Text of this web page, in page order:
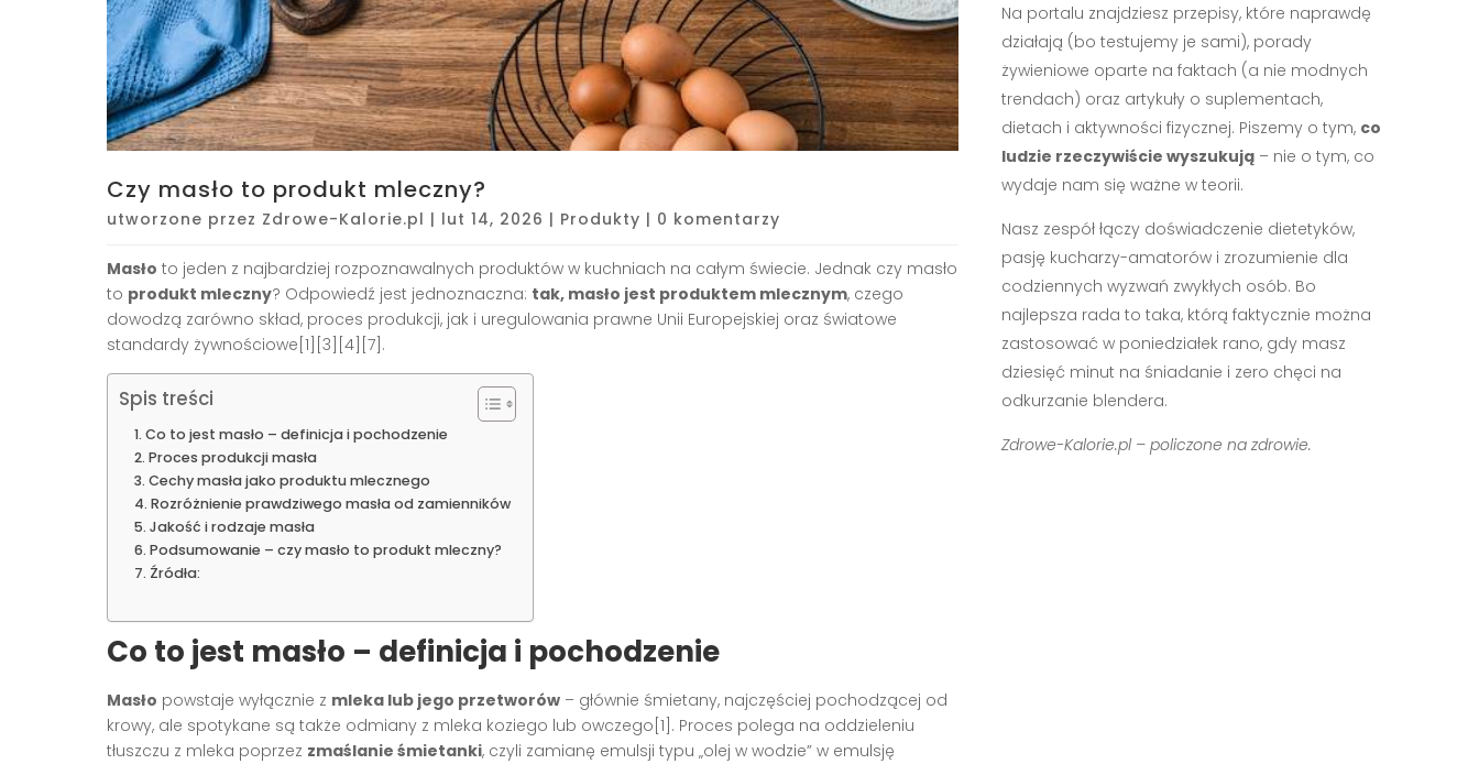
Czy masło to produkt mleczny?
utworzone przez Zdrowe-Kalorie.pl | lut 14, 2026 | Produkty | 0 komentarzy
Masło to jeden z najbardziej rozpoznawalnych produktów w kuchniach na całym świecie. Jednak czy masło
to produkt mleczny? Odpowiedź jest jednoznaczna: tak, masło jest produktem mlecznym, czego
dowodzą zarówno skład, proces produkcji, jak i uregulowania prawne Unii Europejskiej oraz światowe
standardy żywnościowe[1][3][4][7].
Spis treści
Co to jest masło – definicja i pochodzenie
Proces produkcji masła
Cechy masła jako produktu mlecznego
Rozróżnienie prawdziwego masła od zamienników
Jakość i rodzaje masła
Podsumowanie – czy masło to produkt mleczny?
Źródła:
Co to jest masło – definicja i pochodzenie
Masło powstaje wyłącznie z mleka lub jego przetworów – głównie śmietany, najczęściej pochodzącej od
krowy, ale spotykane są także odmiany z mleka koziego lub owczego[1]. Proces polega na oddzieleniu
tłuszczu z mleka poprzez zmaślanie śmietanki, czyli zamianę emulsji typu „olej w wodzie” w emulsję
Na portalu znajdziesz przepisy, które naprawdę
działają (bo testujemy je sami), porady
żywieniowe oparte na faktach (a nie modnych
trendach) oraz artykuły o suplementach,
dietach i aktywności fizycznej. Piszemy o tym, co
ludzie rzeczywiście wyszukują– nie o tym, co
wydaje nam się ważne w teorii.
Nasz zespół łączy doświadczenie dietetyków,
pasję kucharzy-amatorów i zrozumienie dla
codziennych wyzwań zwykłych osób. Bo
najlepsza rada to taka, którą faktycznie można
zastosować w poniedziałek rano, gdy masz
dziesięć minut na śniadanie i zero chęci na
odkurzanie blendera.
Zdrowe-Kalorie.pl – policzone na zdrowie.